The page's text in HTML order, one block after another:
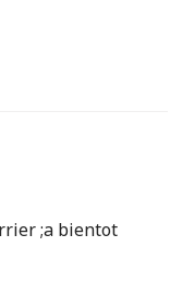
;a bientot